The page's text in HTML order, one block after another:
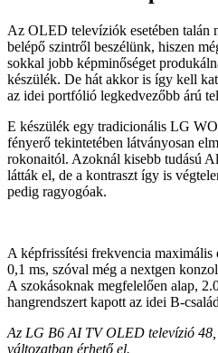
Az OLED televíziók esetében talán
belépő szintről beszélünk, hiszen
sokkal jobb képminőséget
készülék. De hát akkor is így kell
az idei portfólió legkedvezőbb árú
E készülék egy tradicionális LG
fényerő tekintetében látványosan
rokonaitól. Azoknál kisebb tudású
látták el, de a kontraszt így is
pedig ragyogóak.
A képfrissítési frekvencia
0,1 ms, szóval még a nextgen
A szokásoknak megfelelően alap,
hangrendszert kapott az idei B-
Az LG B6 AI TV OLED televízió 48,
változatban érhető el.